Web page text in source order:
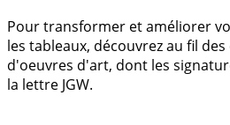
Pour transformer et améliorer
les tableaux, découvrez au fil
d'oeuvres d'art, dont les
la lettre JGW.